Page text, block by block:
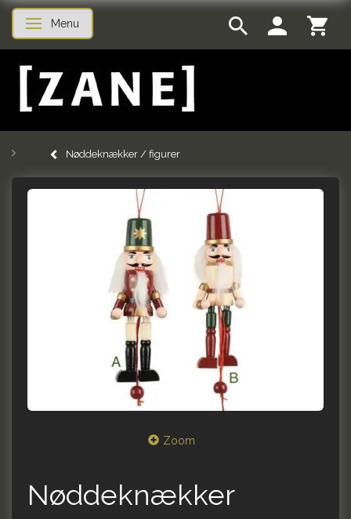
Skifte navigation
Menu
Nøddeknækker / figurer
Zoom
Nøddeknækker